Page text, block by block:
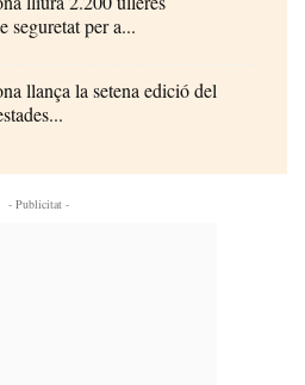
seguretat per a...
llança la setena edició del
- Publicitat -